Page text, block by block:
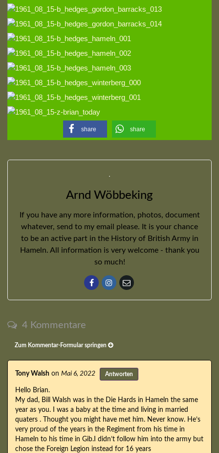
share share
Arnd Wöbbeking
If you have any more information, photos, document
whatever, send to my email please. It is your chance
to be an active part in the History of British Army in
Hameln. All information is very welcome - thank you
so much!
4 Kommentare
Zum Kommentar-Formular springen
Tony Walsh on Mai 6, 2022 Antworten
Hello Brian.
My dad, Bill Walsh was in the Die Hards in Hameln the same
year as you. I was a baby at the time and living in married
quaters . Thought you might have met him. Never know. He’s
very proud of the years in the Regiment from his time in
Hameln to his time in Gib.I didn’t follow him into the army but
chose the Foreign Legion instead for 16 years